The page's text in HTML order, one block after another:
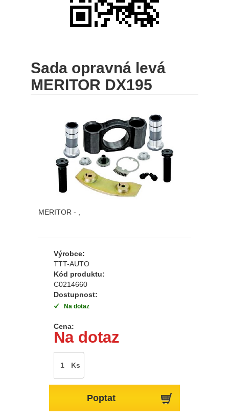
Sada opravná levá
MERITOR DX195
MERITOR - ,
Výrobce:
TTT-AUTO
Kód produktu:
C0214660
Dostupnost:
Na dotaz
Cena:
Na dotaz
Ks
Poptat